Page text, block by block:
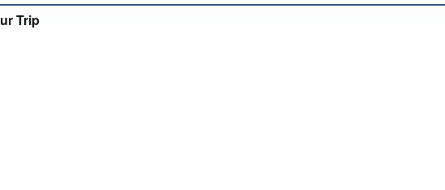
Trip